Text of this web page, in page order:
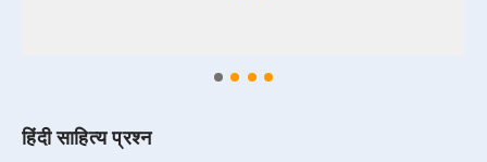
हिंदी साहित्य प्रश्न